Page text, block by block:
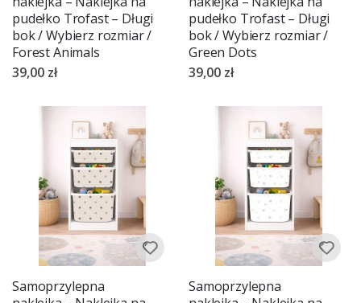
pudełko Trofast – Długi
bok / Wybierz rozmiar /
Forest Animals
39,00 zł
pudełko Trofast – Długi
bok / Wybierz rozmiar /
Green Dots
39,00 zł
Samoprzylepna
Samoprzylepna